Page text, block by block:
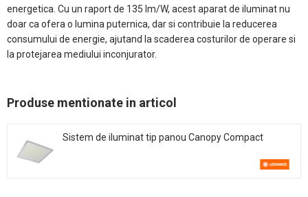
energetica. Cu un raport de 135 lm/W, acest aparat de iluminat nu
doar ca ofera o lumina puternica, dar si contribuie la reducerea
consumului de energie, ajutand la scaderea costurilor de operare si
la protejarea mediului inconjurator.
Produse mentionate in articol
Sistem de iluminat tip panou Canopy Compact